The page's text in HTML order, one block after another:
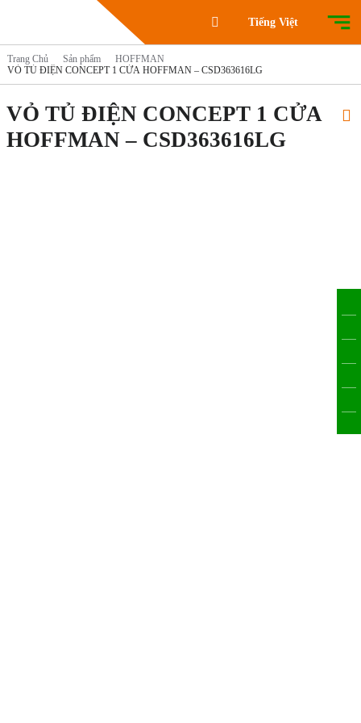
Tiếng Việt
Trang Chủ Sản phẩm
HOFFMAN
VỎ TỦ ĐIỆN CONCEPT 1 CỬA HOFFMAN – CSD363616LG
VỎ TỦ ĐIỆN CONCEPT 1 CỬA
HOFFMAN – CSD363616LG